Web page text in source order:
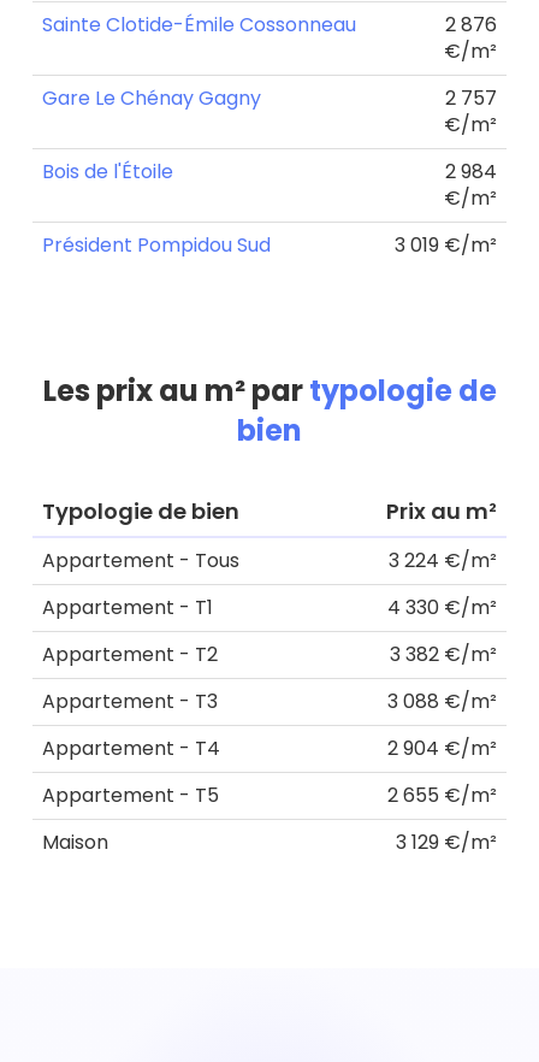
Sainte Clotide-Émile Cossonneau
2 876
€/m²
Gare Le Chénay Gagny
2 757
€/m²
Bois de l'Étoile
2 984
€/m²
Président Pompidou Sud
3 019 €/m²
Les prix au m² partypologie de
bien
Typologie de bien Prix au m²
Appartement - Tous
3 224 €/m²
Appartement - T1
4 330 €/m²
Appartement - T2
3 382 €/m²
Appartement - T3
3 088 €/m²
Appartement - T4
2 904 €/m²
Appartement - T5
2 655 €/m²
Maison
3 129 €/m²